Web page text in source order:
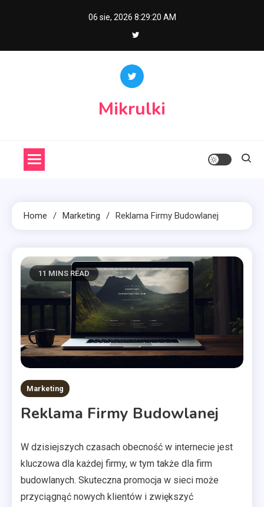
06 sie, 2026 8:29:21 AM
Mikrulki
Home Marketing Reklama Firmy Budowlanej
11 MINS READ
Marketing
Reklama Firmy Budowlanej
W dzisiejszych czasach obecność w internecie jest
kluczowa dla każdej firmy, w tym także dla firm
budowlanych. Skuteczna promocja w sieci może
przyciągnąć nowych klientów i zwiększyć